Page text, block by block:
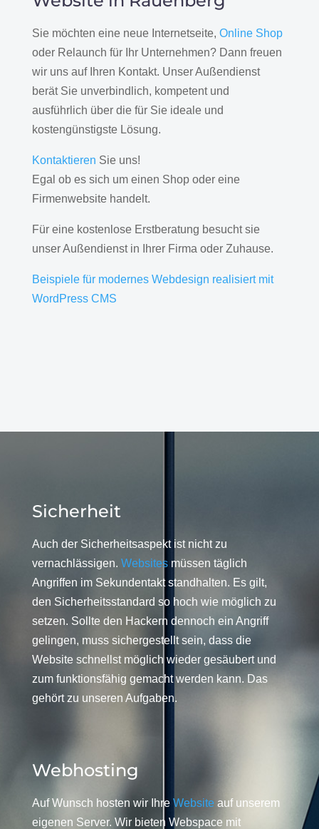
Sie möchten eine neue Internetseite, Online Shop
oder Relaunch für Ihr Unternehmen? Dann freuen
wir uns auf Ihren Kontakt. Unser Außendienst
berät Sie unverbindlich, kompetent und
ausführlich über die für Sie ideale und
kostengünstigste Lösung.
Kontaktieren Sie uns!
Egal ob es sich um einen Shop oder eine
Firmenwebsite handelt.
Für eine kostenlose Erstberatung besucht sie
unser Außendienst in Ihrer Firma oder Zuhause.
Beispiele für modernes Webdesign realisiert mit
WordPress CMS
Sicherheit
Auch der Sicherheitsaspekt ist nicht zu
vernachlässigen. Websitesmüssen täglich
Angriffen im Sekundentakt standhalten. Es gilt,
den Sicherheitsstandard so hoch wie möglich zu
setzen. Sollte den Hackern dennoch ein Angriff
gelingen, muss sichergestellt sein, dass die
Website schnellst möglich wieder gesäubert und
zum funktionsfähig gemacht werden kann. Das
gehört zu unseren Aufgaben.
Webhosting
Auf Wunsch hosten wir Ihre Website auf unserem
eigenen Server. Wir bieten Webspace mit